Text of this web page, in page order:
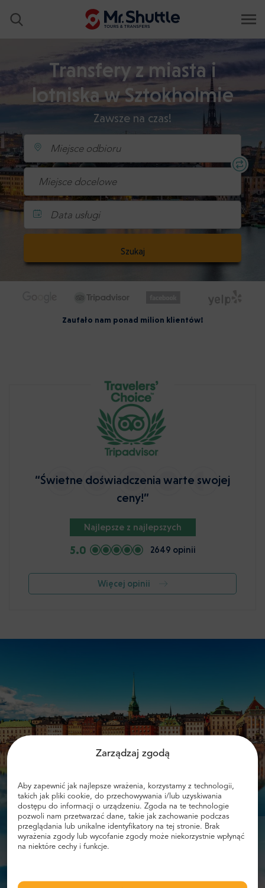
Zarządzaj zgodą
Aby zapewnić jak najlepsze wrażenia, korzystamy z technologii,
takich jak pliki cookie, do przechowywania i/lub uzyskiwania
dostępu do informacji o urządzeniu. Zgoda na te technologie
pozwoli nam przetwarzać dane, takie jak zachowanie podczas
przeglądania lub unikalne identyfikatory na tej stronie. Brak
wyrażenia zgody lub wycofanie zgody może niekorzystnie wpłynąć
na niektóre cechy i funkcje.
Transfery z miasta i
lotniska w Sztokholmie
Zawsze na czas!
Data usługi
Szukaj
Zaufało nam ponad milion klientów!
“Świetne doświadczenia warte swojej
ceny!”
Najlepsze z najlepszych
5.0 2649 opinii
Więcej opinii